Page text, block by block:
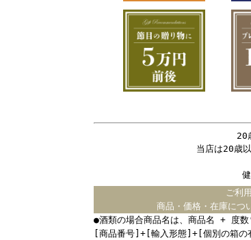
20
当店は20歳
ご利
商品・価格・在庫につ
●酒類の場合商品名は、商品名 + 度
[商品番号]+[輸入形態]+[個別の箱